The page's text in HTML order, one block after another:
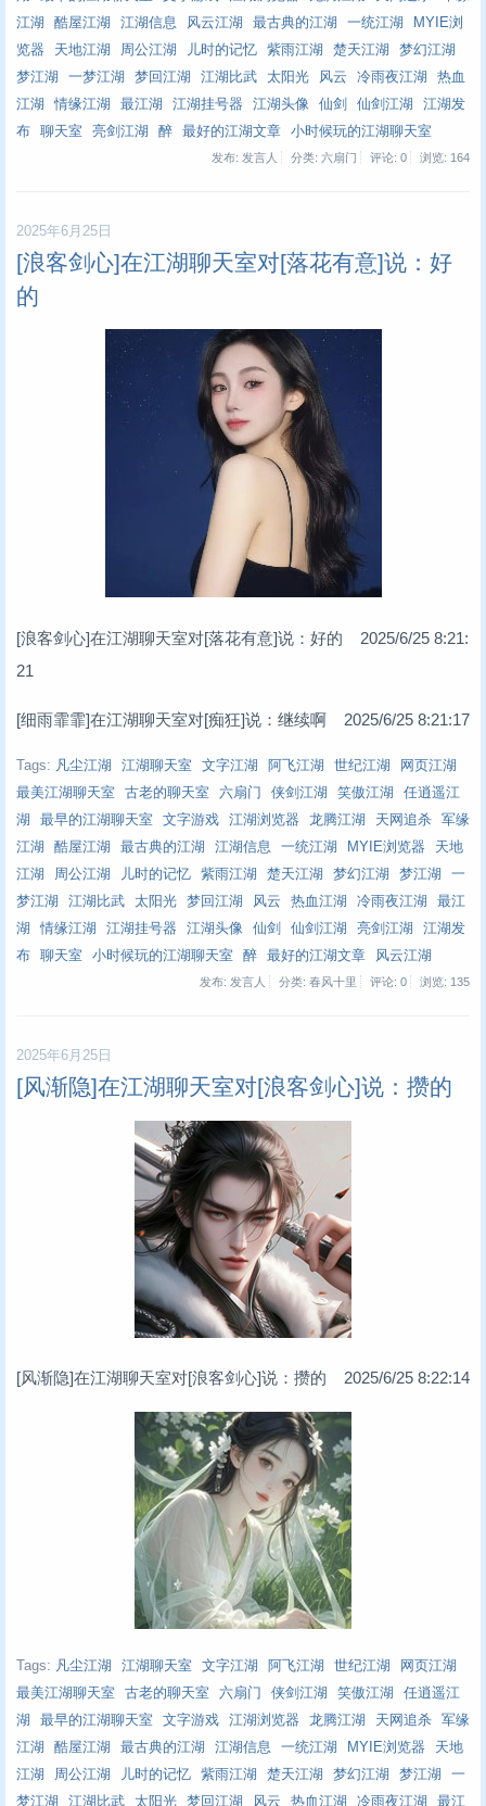
江湖
酷屋江湖 江湖信息 风云江湖 最古典的江湖 一统江湖
MYIE浏
览器
天地江湖 周公江湖 儿时的记忆 紫雨江湖 楚天江湖
梦幻江湖
梦江湖
一梦江湖 梦回江湖 江湖比武 太阳光 风云 冷雨夜江湖
热血
江湖
情缘江湖 最江湖 江湖挂号器 江湖头像 仙剑 仙剑江湖
江湖发
布
聊天室 亮剑江湖 醉 最好的江湖文章 小时候玩的江湖聊天室
发布: 发言人 分类: 六扇门 评论: 0 浏览: 164
2025年6月25日
[浪客剑心]在江湖聊天室对[落花有意]说：好
的
[浪客剑心]在江湖聊天室对[落花有意]说：好的 2025/6/25 8:21:
21
[细雨霏霏]在江湖聊天室对[痴狂]说：继续啊 2025/6/25 8:21:17
Tags: 凡尘江湖 江湖聊天室 文字江湖 阿飞江湖 世纪江湖
网页江湖
最美江湖聊天室
古老的聊天室 六扇门 侠剑江湖 笑傲江湖
任逍遥江
湖
最早的江湖聊天室 文字游戏 江湖浏览器 龙腾江湖 天网追杀
军缘
江湖
酷屋江湖 最古典的江湖 江湖信息 一统江湖 MYIE浏览器
天地
江湖
周公江湖 儿时的记忆 紫雨江湖 楚天江湖 梦幻江湖 梦江湖
一
梦江湖
江湖比武 太阳光 梦回江湖 风云 热血江湖 冷雨夜江湖
最江
湖
情缘江湖 江湖挂号器 江湖头像 仙剑 仙剑江湖 亮剑江湖
江湖发
布
聊天室 小时候玩的江湖聊天室 醉 最好的江湖文章 风云江湖
发布: 发言人 分类: 春风十里 评论: 0 浏览: 135
2025年6月25日
[风渐隐]在江湖聊天室对[浪客剑心]说：攒的
[风渐隐]在江湖聊天室对[浪客剑心]说：攒的 2025/6/25 8:22:14
Tags: 凡尘江湖 江湖聊天室 文字江湖 阿飞江湖 世纪江湖
网页江湖
最美江湖聊天室
古老的聊天室 六扇门 侠剑江湖 笑傲江湖
任逍遥江
湖
最早的江湖聊天室 文字游戏 江湖浏览器 龙腾江湖 天网追杀
军缘
江湖
酷屋江湖 最古典的江湖 江湖信息 一统江湖 MYIE浏览器
天地
江湖
周公江湖 儿时的记忆 紫雨江湖 楚天江湖 梦幻江湖 梦江湖
一
梦江湖
江湖比武 太阳光 梦回江湖 风云 热血江湖 冷雨夜江湖
最江